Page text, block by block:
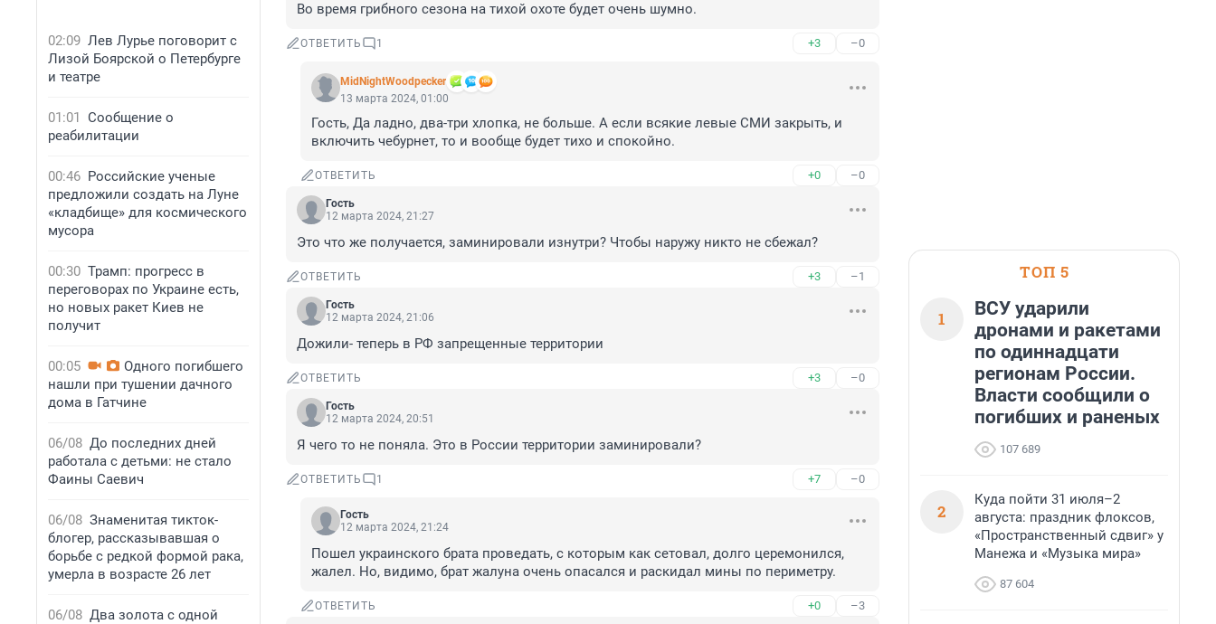
02:09 Лев Лурье поговорит с
Лизой Боярской о Петербурге
и театре
01:01 Сообщение о
реабилитации
00:46 Российские ученые
предложили создать на Луне
«кладбище» для космического
мусора
00:30 Трамп: прогресс в
переговорах по Украине есть,
но новых ракет Киев не
получит
00:05
Одного погибшего
нашли при тушении дачного
дома в Гатчине
06/08 До последних дней
работала с детьми: не стало
Фаины Саевич
06/08 Знаменитая тикток-
блогер, рассказывавшая о
борьбе с редкой формой рака,
умерла в возрасте 26 лет
06/08 Два золота с одной
Во время грибного сезона на тихой охоте будет очень шумно.
ОТВЕТИТЬ 1 +3 –0
MidNightWoodpecker
13 марта 2024, 01:00
Гость, Да ладно, два-три хлопка, не больше. А если всякие левые СМИ закрыть, и
включить чебурнет, то и вообще будет тихо и спокойно.
ОТВЕТИТЬ +0 –0
Гость
12 марта 2024, 21:27
Это что же получается, заминировали изнутри? Чтобы наружу никто не сбежал?
ОТВЕТИТЬ +3 –1
Гость
12 марта 2024, 21:06
Дожили- теперь в РФ запрещенные территории
ОТВЕТИТЬ +3 –0
Гость
12 марта 2024, 20:51
Я чего то не поняла. Это в России территории заминировали?
ОТВЕТИТЬ 1 +7 –0
Гость
12 марта 2024, 21:24
Пошел украинского брата проведать, с которым как сетовал, долго церемонился,
жалел. Но, видимо, брат жалуна очень опасался и раскидал мины по периметру.
ОТВЕТИТЬ +0 –3
ТОП 5
1
ВСУ ударили
дронами и ракетами
по одиннадцати
регионам России.
Власти сообщили о
погибших и раненых
107 689
2
Куда пойти 31 июля–2
августа: праздник флоксов,
«Пространственный сдвиг» у
Манежа и «Музыка мира»
87 604